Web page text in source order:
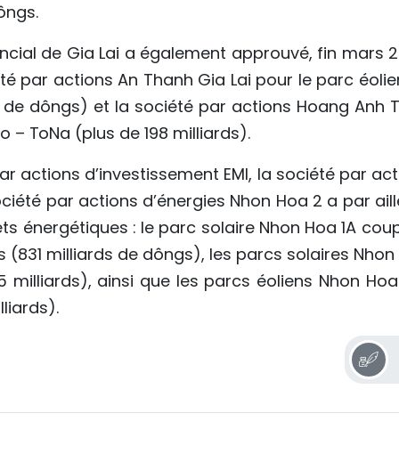
de Gia Lai a également approuvé, fin mars
par actions An Thanh Gia Lai pour le parc
dôngs) et la société par actions Hoang Anh
– ToNa (plus de 198 milliards).
actions d’investissement EMI, la société par
par actions d’énergies Nhon Hoa 2 a par
énergétiques : le parc solaire Nhon Hoa 1A
milliards de dôngs), les parcs solaires Nhon
milliards), ainsi que les parcs éoliens Nhon